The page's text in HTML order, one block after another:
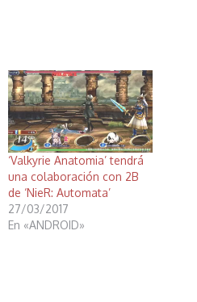
‘Valkyrie Anatomia’ tendrá
una colaboración con 2B
de ‘NieR: Automata’
27/03/2017
En «ANDROID»